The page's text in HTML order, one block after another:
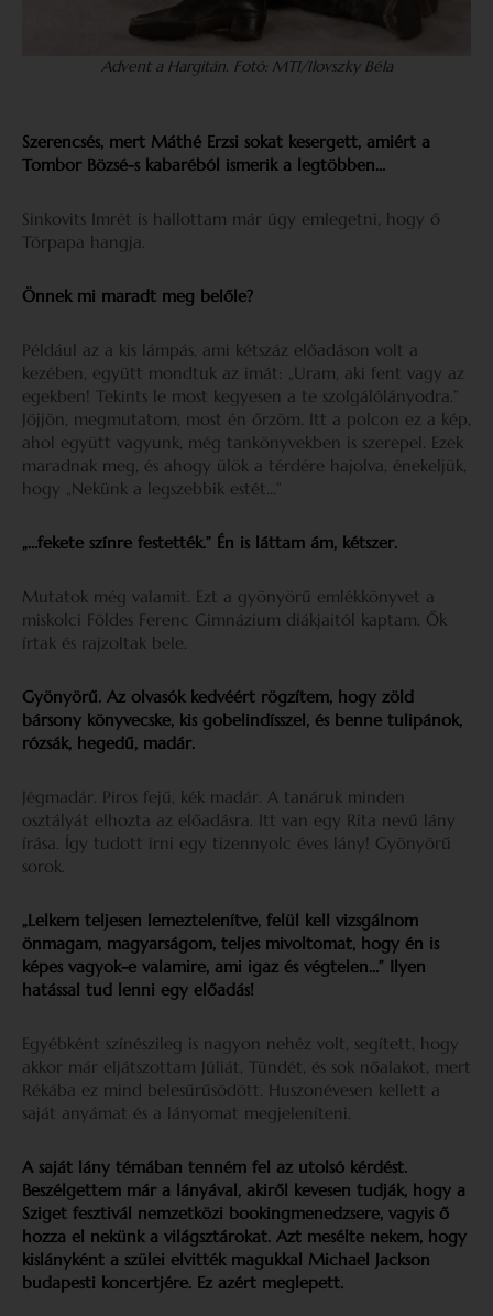
Advent a Hargitán. Fotó: MTI/Ilovszky Béla
Szerencsés, mert Máthé Erzsi sokat kesergett, amiért a
Tombor Bözsé-s kabaréból ismerik a legtöbben…
Sinkovits Imrét is hallottam már úgy emlegetni, hogy ő
Törpapa hangja.
Önnek mi maradt meg belőle?
Például az a kis lámpás, ami kétszáz előadáson volt a
kezében, együtt mondtuk az imát: „Uram, aki fent vagy az
egekben! Tekints le most kegyesen a te szolgálólányodra.”
Jöjjön, megmutatom, most én őrzöm. Itt a polcon ez a kép,
ahol együtt vagyunk, még tankönyvekben is szerepel. Ezek
maradnak meg, és ahogy ülök a térdére hajolva, énekeljük,
hogy „Nekünk a legszebbik estét…”
„…fekete színre festették.” Én is láttam ám, kétszer.
Mutatok még valamit. Ezt a gyönyörű emlékkönyvet a
miskolci Földes Ferenc Gimnázium diákjaitól kaptam. Ők
írtak és rajzoltak bele.
Gyönyörű. Az olvasók kedvéért rögzítem, hogy zöld
bársony könyvecske, kis gobelindísszel, és benne tulipánok,
rózsák, hegedű, madár.
Jégmadár. Piros fejű, kék madár. A tanáruk minden
osztályát elhozta az előadásra. Itt van egy Rita nevű lány
írása. Így tudott írni egy tizennyolc éves lány! Gyönyörű
sorok.
„Lelkem teljesen lemeztelenítve, felül kell vizsgálnom
önmagam, magyarságom, teljes mivoltomat, hogy én is
képes vagyok-e valamire, ami igaz és végtelen…” Ilyen
hatással tud lenni egy előadás!
Egyébként színészileg is nagyon nehéz volt, segített, hogy
akkor már eljátszottam Júliát, Tündét, és sok nőalakot, mert
Rékába ez mind belesűrűsödött. Huszonévesen kellett a
saját anyámat és a lányomat megjeleníteni.
A saját lány témában tenném fel az utolsó kérdést.
Beszélgettem már a lányával, akiről kevesen tudják, hogy a
Sziget fesztivál nemzetközi bookingmenedzsere, vagyis ő
hozza el nekünk a világsztárokat. Azt mesélte nekem, hogy
kislányként a szülei elvitték magukkal Michael Jackson
budapesti koncertjére. Ez azért meglepett.